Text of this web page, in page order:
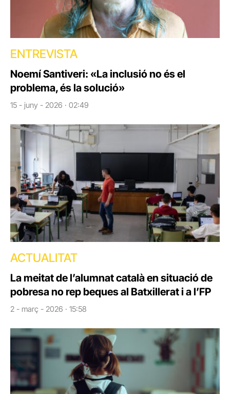
ENTREVISTA
Noemí Santiveri: «La inclusió no és el
problema, és la solució»
15 - juny - 2026 · 02:49
ACTUALITAT
La meitat de l’alumnat català en situació de
pobresa no rep beques al Batxillerat i a l’FP
2 - març - 2026 · 15:58